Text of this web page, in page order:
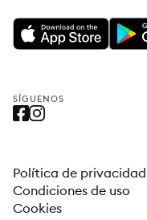
SÍGUENOS
Política de privacidad
Condiciones de uso
Cookies